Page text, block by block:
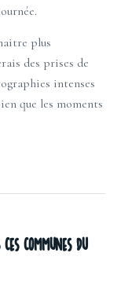
plus
des prises de
intenses
que les moments
communes du